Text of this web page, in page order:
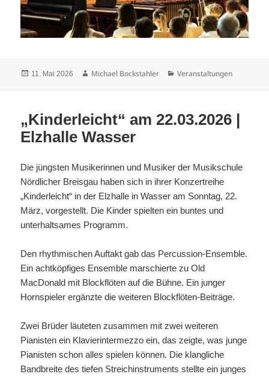
Veröffentlicht
11. Mai 2026 Autor
Michael Bockstahler Kategorien
Veranstaltungen
„Kinderleicht“ am 22.03.2026 |
Elzhalle Wasser
Die jüngsten Musikerinnen und Musiker der Musikschule
Nördlicher Breisgau haben sich in ihrer Konzertreihe
„Kinderleicht“ in der Elzhalle in Wasser am Sonntag, 22.
März, vorgestellt. Die Kinder spielten ein buntes und
unterhaltsames Programm.
Den rhythmischen Auftakt gab das Percussion-Ensemble.
Ein achtköpfiges Ensemble marschierte zu Old
MacDonald mit Blockflöten auf die Bühne. Ein junger
Hornspieler ergänzte die weiteren Blockflöten-Beiträge.
Zwei Brüder läuteten zusammen mit zwei weiteren
Pianisten ein Klavierintermezzo ein, das zeigte, was junge
Pianisten schon alles spielen können. Die klangliche
Bandbreite des tiefen Streichinstruments stellte ein junges